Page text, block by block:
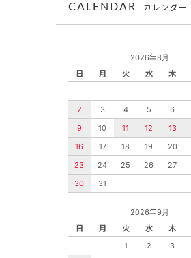
CALENDAR カレンダー
2026年8月
日
月 火 水 木
2
3 4 5 6
9
10 11 12 13
16
17 18 19 20
23
24 25 26 27
30
31
2026年9月
日
月 火 水 木
1
2 3